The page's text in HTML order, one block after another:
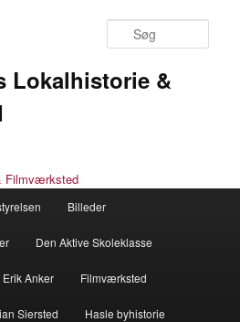
Lokalhistorie &
Billeder
Den Aktive Skoleklasse
Erik Anker Filmværksted
Siersted Hasle byhistorie